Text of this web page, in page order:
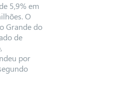
5,9% em
O
Grande do
de
por